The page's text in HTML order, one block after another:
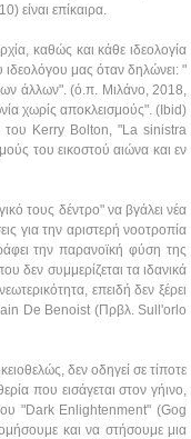
είναι επίκαιρα.
καθώς και κάθε ιδεολογία
ιδεολόγου μας όταν δηλώνει: "
άλλων". (ό.π. Μιλάνο, 2018,
χωρίς αποκλεισμούς". (Ibid)
του Kerry Bolton, "La sinistra
του εικοστού αιώνα και εν
τους δέντρο" να βγάλει νέα
για την αριστερή νοοτροπία
την παρανοϊκή φύση της
δεν συμμερίζεται τα ιδανικά
επειδή δεν ξέρει
De Benoist (Πρβλ. Sull'orlo
δεν οδηγεί σε τίποτε
που εισάγεται στον γήινο,
"Dark Enlightenment" (Gog
και να στήσουμε μια